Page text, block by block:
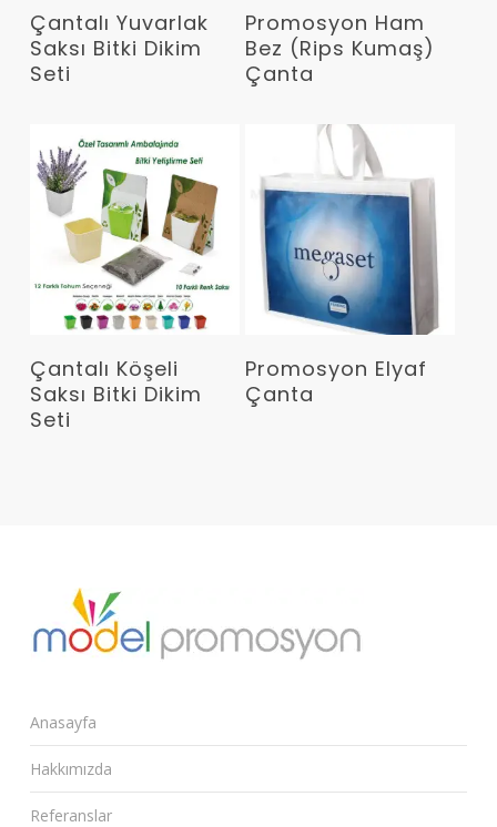
Devamını Oku
Çantalı Yuvarlak
Saksı Bitki Dikim
Seti
Devamını Oku
Promosyon Ham
Bez (Rips Kumaş)
Çanta
Devamını Oku
Çantalı Köşeli
Saksı Bitki Dikim
Seti
Devamını Oku
Promosyon Elyaf
Çanta
Anasayfa
Hakkımızda
Referanslar